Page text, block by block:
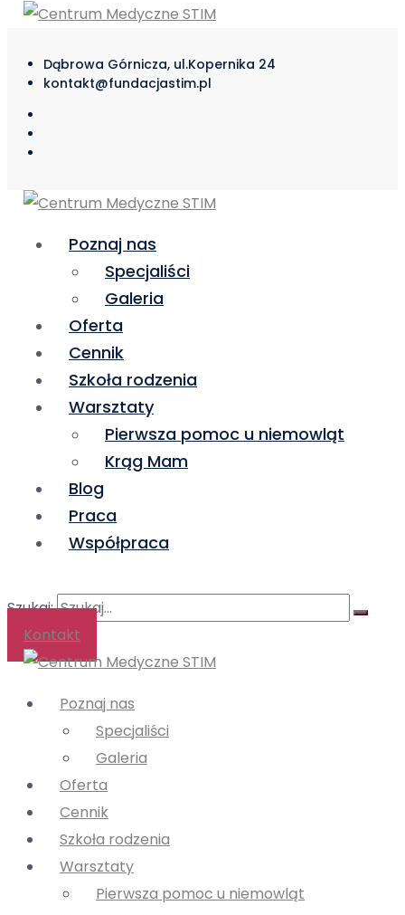
Dąbrowa Górnicza, ul.Kopernika 24
kontakt@fundacjastim.pl
Poznaj nas
Specjaliści
Galeria
Oferta
Cennik
Szkoła rodzenia
Warsztaty
Pierwsza pomoc u niemowląt
Krąg Mam
Blog
Praca
Współpraca
Szukaj:
Kontakt
Poznaj nas
Specjaliści
Galeria
Oferta
Cennik
Szkoła rodzenia
Warsztaty
Pierwsza pomoc u niemowląt